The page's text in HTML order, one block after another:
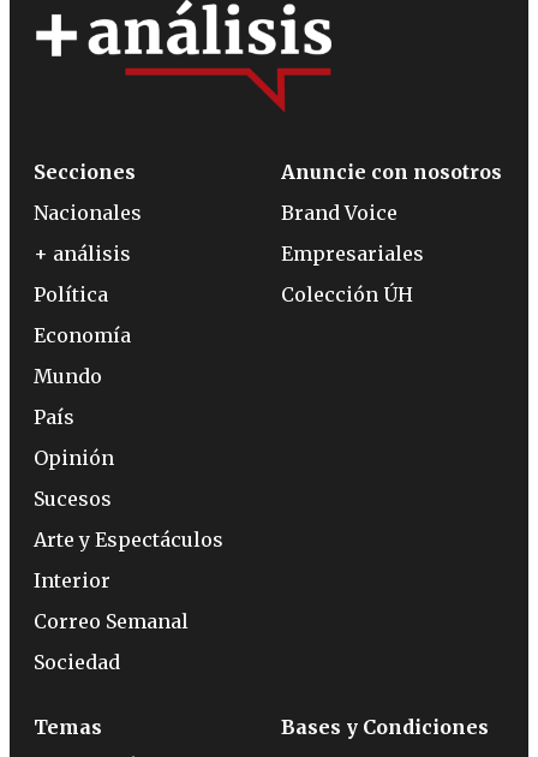
Secciones
Nacionales
+ análisis
Política
Economía
Mundo
País
Opinión
Sucesos
Arte y Espectáculos
Interior
Correo Semanal
Sociedad
Anuncie con nosotros
Brand Voice
Empresariales
Colección ÚH
Temas
Bases y Condiciones